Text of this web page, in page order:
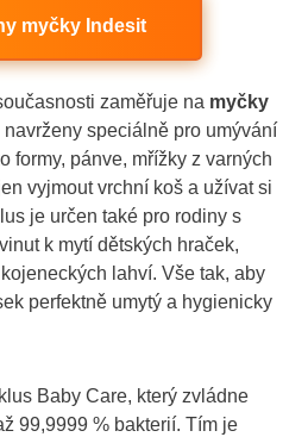
myčky Indesit
zaměřuje na myčky
navrženy speciálně pro umývání
formy, pánve, mřížky z varných
vyjmout vrchní koš a užívat si
je určen také pro rodiny s
k mytí dětských hraček,
lahví. Vše tak, aby
perfektně umytý a hygienicky
Baby Care, který zvládne
99,9999 % bakterií. Tím je